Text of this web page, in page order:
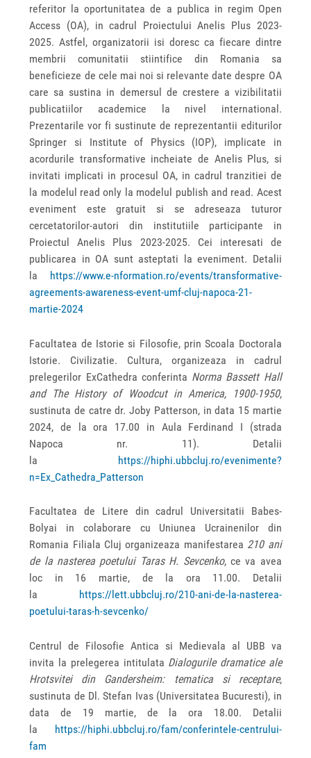
referitor la oportunitatea de a publica in regim Open
Access (OA), in cadrul Proiectului Anelis Plus 2023-
2025. Astfel, organizatorii isi doresc ca fiecare dintre
membrii comunitatii stiintifice din Romania sa
beneficieze de cele mai noi si relevante date despre OA
care sa sustina in demersul de crestere a vizibilitatii
publicatiilor academice la nivel international.
Prezentarile vor fi sustinute de reprezentantii editurilor
Springer si Institute of Physics (IOP), implicate in
acordurile transformative incheiate de Anelis Plus, si
invitati implicati in procesul OA, in cadrul tranzitiei de
la modelul read only la modelul publish and read. Acest
eveniment este gratuit si se adreseaza tuturor
cercetatorilor-autori din institutiile participante in
Proiectul Anelis Plus 2023-2025. Cei interesati de
publicarea in OA sunt asteptati la eveniment. Detalii
la https://www.e-nformation.ro/events/transformative-
agreements-awareness-event-umf-cluj-napoca-21-
martie-2024
Facultatea de Istorie si Filosofie, prin Scoala Doctorala
Istorie. Civilizatie. Cultura, organizeaza in cadrul
prelegerilor ExCathedra conferinta Norma Bassett Hall
and The History of Woodcut in America, 1900-1950,
sustinuta de catre dr. Joby Patterson, in data 15 martie
2024, de la ora 17.00 in Aula Ferdinand I (strada
Napoca nr. 11). Detalii
la https://hiphi.ubbcluj.ro/evenimente?
n=Ex_Cathedra_Patterson
Facultatea de Litere din cadrul Universitatii Babes-
Bolyai in colaborare cu Uniunea Ucrainenilor din
Romania Filiala Cluj organizeaza manifestarea 210 ani
de la nasterea poetului Taras H. Sevcenko, ce va avea
loc in 16 martie, de la ora 11.00. Detalii
la
https://lett.ubbcluj.ro/210-ani-de-la-nasterea-
poetului-taras-h-sevcenko/
Centrul de Filosofie Antica si Medievala al UBB va
invita la prelegerea intitulata Dialogurile dramatice ale
Hrotsvitei din Gandersheim: tematica si receptare,
sustinuta de Dl. Stefan Ivas (Universitatea Bucuresti), in
data de 19 martie, de la ora 18.00. Detalii
la https://hiphi.ubbcluj.ro/fam/conferintele-centrului-
fam